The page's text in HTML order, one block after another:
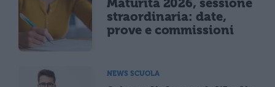
straordinaria: date,
prove e commissioni
NEWS SCUOLA